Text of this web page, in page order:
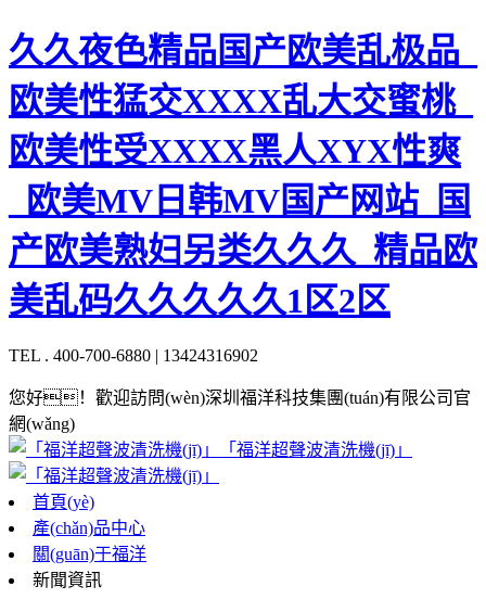
久久夜色精品国产欧美乱极品_
欧美性猛交XXXX乱大交蜜桃_
欧美性受XXXX黑人XYX性爽
_欧美MV日韩MV国产网站_国
产欧美熟妇另类久久久_精品欧
美乱码久久久久久1区2区
TEL . 400-700-6880 | 13424316902
您好！歡迎訪問(wèn)深圳福洋科技集團(tuán)有限公司官
網(wǎng)
「福洋超聲波清洗機(jī)」
首頁(yè)
產(chǎn)品中心
關(guān)于福洋
新聞資訊